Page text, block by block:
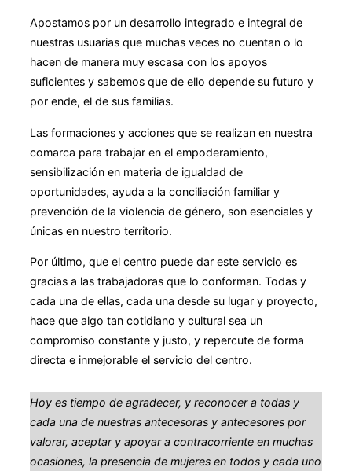
Apostamos por un desarrollo integrado e integral de
nuestras usuarias que muchas veces no cuentan o lo
hacen de manera muy escasa con los apoyos
suficientes y sabemos que de ello depende su futuro y
por ende, el de sus familias.
Las formaciones y acciones que se realizan en nuestra
comarca para trabajar en el empoderamiento,
sensibilización en materia de igualdad de
oportunidades, ayuda a la conciliación familiar y
prevención de la violencia de género, son esenciales y
únicas en nuestro territorio.
Por último, que el centro puede dar este servicio es
gracias a las trabajadoras que lo conforman. Todas y
cada una de ellas, cada una desde su lugar y proyecto,
hace que algo tan cotidiano y cultural sea un
compromiso constante y justo, y repercute de forma
directa e inmejorable el servicio del centro.
Hoy es tiempo de agradecer, y reconocer a todas y
cada una de nuestras antecesoras y antecesores por
valorar, aceptar y apoyar a contracorriente en muchas
ocasiones, la presencia de mujeres en todos y cada uno